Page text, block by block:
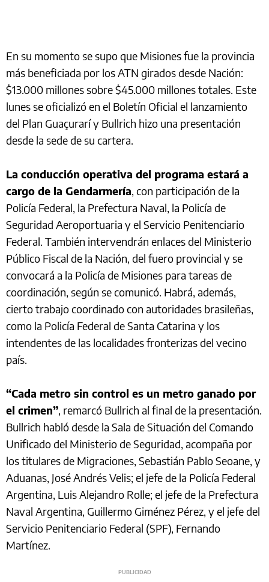
En su momento se supo que Misiones fue la provincia
más beneficiada por los ATN girados desde Nación:
$13.000 millones sobre $45.000 millones totales. Este
lunes se oficializó en el Boletín Oficial el lanzamiento
del Plan Guaçurarí y Bullrich hizo una presentación
desde la sede de su cartera.
La conducción operativa del programa estará a
cargo de la Gendarmería, con participación de la
Policía Federal, la Prefectura Naval, la Policía de
Seguridad Aeroportuaria y el Servicio Penitenciario
Federal. También intervendrán enlaces del Ministerio
Público Fiscal de la Nación, del fuero provincial y se
convocará a la Policía de Misiones para tareas de
coordinación, según se comunicó. Habrá, además,
cierto trabajo coordinado con autoridades brasileñas,
como la Policía Federal de Santa Catarina y los
intendentes de las localidades fronterizas del vecino
país.
“Cada metro sin control es un metro ganado por
el crimen”, remarcó Bullrich al final de la presentación.
Bullrich habló desde la Sala de Situación del Comando
Unificado del Ministerio de Seguridad, acompaña por
los titulares de Migraciones, Sebastián Pablo Seoane, y
Aduanas, José Andrés Velis; el jefe de la Policía Federal
Argentina, Luis Alejandro Rolle; el jefe de la Prefectura
Naval Argentina, Guillermo Giménez Pérez, y el jefe del
Servicio Penitenciario Federal (SPF), Fernando
Martínez.